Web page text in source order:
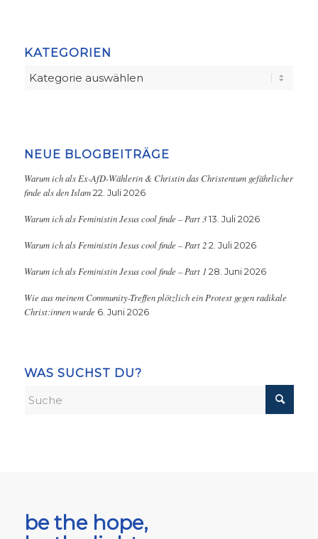
KATEGORIEN
Kategorien
NEUE BLOGBEITRÄGE
Warum ich als Ex-AfD-Wählerin & Christin das Christentum gefährlicher
finde als den Islam 22. Juli 2026
Warum ich als Feministin Jesus cool finde – Part 3 13. Juli 2026
Warum ich als Feministin Jesus cool finde – Part 2 2. Juli 2026
Warum ich als Feministin Jesus cool finde – Part 1 28. Juni 2026
Wie aus meinem Community-Treffen plötzlich ein Protest gegen radikale
Christ:innen wurde 6. Juni 2026
WAS SUCHST DU?
be the hope,